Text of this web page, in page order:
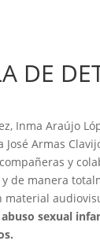
DE
Inma Araújo
José Armas
y
y de manera
material
sexual